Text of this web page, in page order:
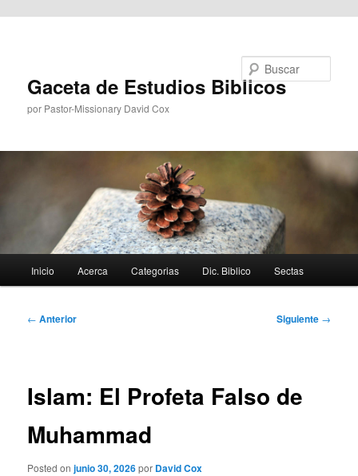
Gaceta de Estudios Biblicos
por Pastor-Missionary David Cox
principal
Inicio Acerca Categorias Dic. Biblico Sectas
Navegación
← Anterior Siguiente →
Islam: El Profeta Falso de
Muhammad
Posted onjunio 30, 2026por David Cox